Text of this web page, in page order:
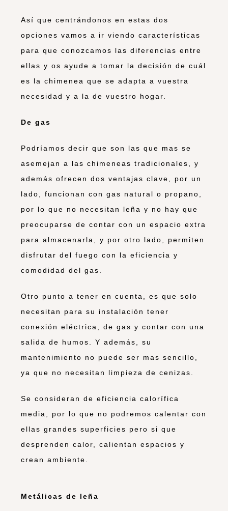
Así que centrándonos en estas dos
opciones vamos a ir viendo características
para que conozcamos las diferencias entre
ellas y os ayude a tomar la decisión de cuál
es la chimenea que se adapta a vuestra
necesidad y a la de vuestro hogar.
De gas
Podríamos decir que son las que mas se
asemejan a las chimeneas tradicionales, y
además ofrecen dos ventajas clave, por un
lado, funcionan con gas natural o propano,
por lo que no necesitan leña y no hay que
preocuparse de contar con un espacio extra
para almacenarla, y por otro lado, permiten
disfrutar del fuego con la eficiencia y
comodidad del gas.
Otro punto a tener en cuenta, es que solo
necesitan para su instalación tener
conexión eléctrica, de gas y contar con una
salida de humos. Y además, su
mantenimiento no puede ser mas sencillo,
ya que no necesitan limpieza de cenizas.
Se consideran de eficiencia calorífica
media, por lo que no podremos calentar con
ellas grandes superficies pero si que
desprenden calor, calientan espacios y
crean ambiente.
Metálicas de leña